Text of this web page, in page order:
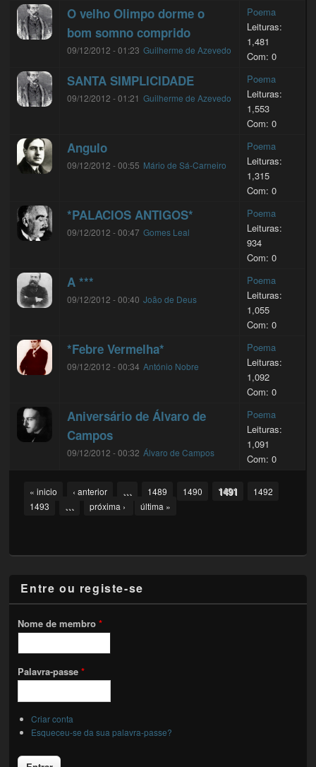
O velho Olimpo dorme o
bom somno comprido
09/12/2012 - 01:23 Guilherme de Azevedo
Poema
Leituras:
1,481
Com: 0
SANTA SIMPLICIDADE
09/12/2012 - 01:21 Guilherme de Azevedo
Poema
Leituras:
1,553
Com: 0
Angulo
09/12/2012 - 00:55 Mário de Sá-Carneiro
Poema
Leituras:
1,315
Com: 0
*PALACIOS ANTIGOS*
09/12/2012 - 00:47 Gomes Leal
Poema
Leituras:
934
Com: 0
A ***
09/12/2012 - 00:40 João de Deus
Poema
Leituras:
1,055
Com: 0
*Febre Vermelha*
09/12/2012 - 00:34 António Nobre
Poema
Leituras:
1,092
Com: 0
Aniversário de Álvaro de
Campos
09/12/2012 - 00:32 Álvaro de Campos
Poema
Leituras:
1,091
Com: 0
Pages« inicio ‹ anterior … 1489 1490 1491
1492
1493
… próxima › última »
Entre ou registe-se
Nome de membro*
Palavra-passe*
Criar conta
Esqueceu-se da sua palavra-passe?